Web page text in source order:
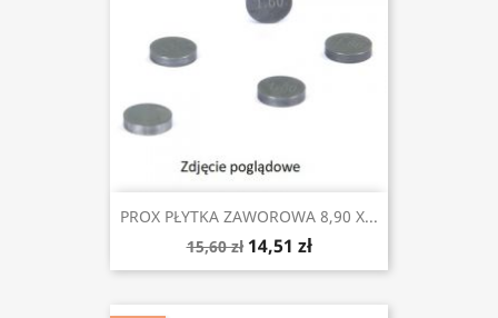
PROX PŁYTKA ZAWOROWA 8,90 X...
15,60 zł 14,51 zł